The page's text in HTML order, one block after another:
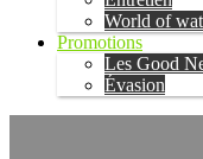
World of
Promotions
Les Good
Évasion